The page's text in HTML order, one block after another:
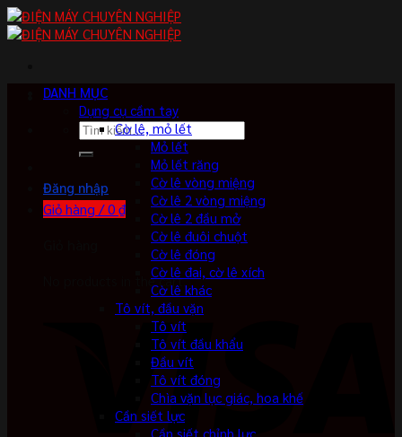
Skip
to
Tìm
kiếm:
Đăng nhập
Giỏ hàng /0 ₫
No products in the cart.
DANH MỤC
Dụng cụ cầm tay
Cờ lê, mỏ lết
Mỏ lết
Mỏ lết răng
Cờ lê vòng miệng
Cờ lê 2 vòng miệng
Cờ lê 2 đầu mở
Cờ lê đuôi chuột
Cờ lê đóng
Cờ lê đai, cờ lê xích
Cờ lê khác
Tô vít, đầu vặn
Tô vít
Tô vít đầu khẩu
Đầu vít
Tô vít đóng
Chìa vặn lục giác, hoa khế
Cần siết lực